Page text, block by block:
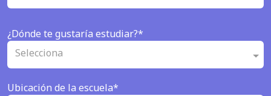
¿Dónde te gustaría estudiar?*
Selecciona
Ubicación de la escuela*